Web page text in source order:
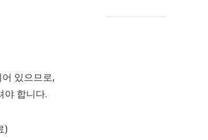
어 있으므로,
야 합니다.
)